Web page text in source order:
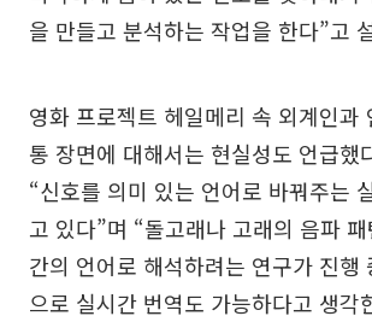
을 만들고 분석하는 작업을 한다”고
영화 프로젝트 헤일메리 속 외계인과
통 장면에 대해서는 현실성도 언급했
“신호를 의미 있는 언어로 바꿔주는
고 있다”며 “돌고래나 고래의 음파
간의 언어로 해석하려는 연구가 진행
으로 실시간 번역도 가능하다고 생각